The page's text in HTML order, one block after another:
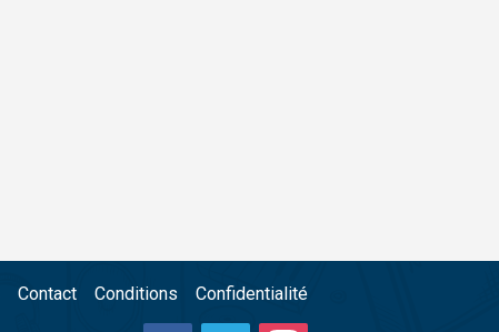
Contact Conditions Confidentialité